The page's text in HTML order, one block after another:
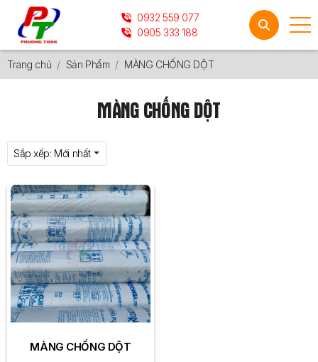
0932 559 077
0905 333 188
Trang chủ Sản Phẩm MÀNG CHỐNG DỘT
MÀNG CHỐNG DỘT
Sắp xếp: Mới nhất
MÀNG CHỐNG DỘT